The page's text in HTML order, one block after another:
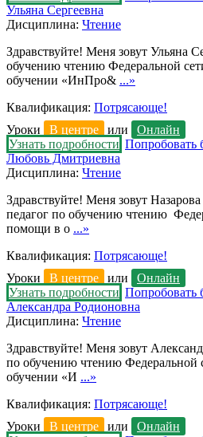
Ульяна Сергеевна
Дисциплина: Чтение
Здравствуйте! Меня зовут Ульяна
обучению чтению Федеральной
обучении «ИнПро& ...»
Квалификация: Потрясающе!
Уроки
В центре или
Онлайн
Узнать подробности Попробовать
Любовь Дмитриевна
Дисциплина: Чтение
Здравствуйте! Меня зовут
педагог по обучению чтению
помощи в о ...»
Квалификация: Потрясающе!
Уроки
В центре или
Онлайн
Узнать подробности Попробовать
Александра Родионовна
Дисциплина: Чтение
Здравствуйте! Меня зовут
по обучению чтению Федеральной
обучении «И ...»
Квалификация: Потрясающе!
Уроки
В центре или
Онлайн